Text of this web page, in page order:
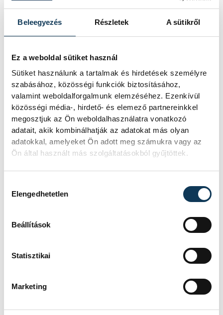
Beleegyezés Részletek A sütikről
Ez a weboldal sütiket használ
Sütiket használunk a tartalmak és hirdetések személyre
szabásához, közösségi funkciók biztosításához,
valamint weboldalforgalmunk elemzéséhez. Ezenkívül
közösségi média-, hirdető- és elemező partnereinkkel
megosztjuk az Ön weboldalhasználatra vonatkozó
adatait, akik kombinálhatják az adatokat más olyan
adatokkal, amelyeket Ön adott meg számukra vagy az
Ön által használt más szolgáltatásokból gyűjtöttek.
Elengedhetetlen
Beállítások
Statisztikai
Marketing